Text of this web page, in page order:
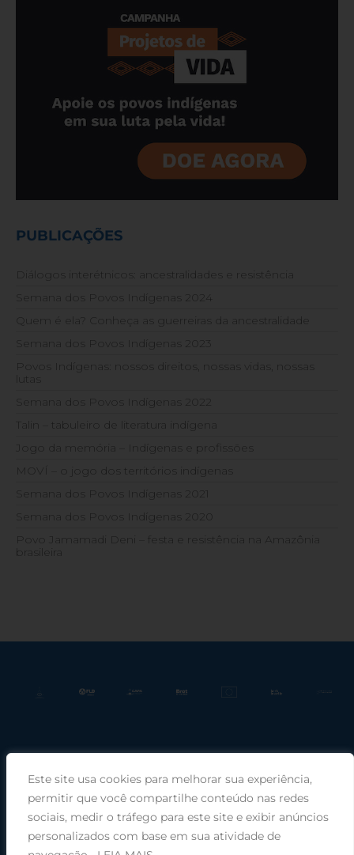
Este site usa cookies para melhorar sua experiência,
permitir que você compartilhe conteúdo nas redes
sociais, medir o tráfego para este site e exibir anúncios
personalizados com base em sua atividade de
PUBLICAÇÕES
Diálogos interétnicos: ancestralidades e resistência
Semana dos Povos Indígenas 2024
Quem é ela? Conheça as guerreiras da ancestralidade
Semana dos Povos Indígenas 2023
Povos Indígenas: nossos direitos, nossas vidas, nossas
lutas
Semana dos Povos Indígenas 2022
Talin – tabuleiro de literatura indígena
Jogo da memória – Indígenas e profissões
MOVÍ – o jogo dos territórios indígenas
Semana dos Povos Indígenas 2021
Semana dos Povos Indígenas 2020
Povo Jamamadi Deni – festa e resistência na Amazônia
brasileira
Praça Rui Barbosa, 220, sala 66, Porto Alegre, RS, 90030-100 |
Telefone: (51) 99949-1120